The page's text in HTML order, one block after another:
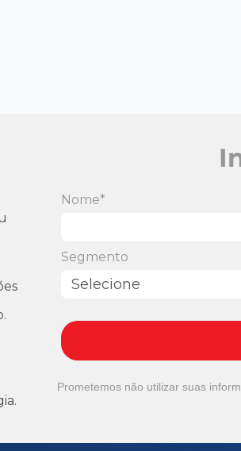
Nome*
Segmento
Prometemos não utilizar suas